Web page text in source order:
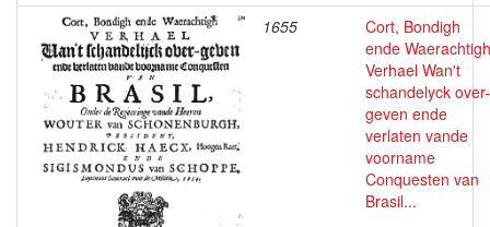
1655
Cort, Bondigh
ende Waerachtigh
Verhael Wan't
schandelyck over-
geven ende
verlaten vande
voorname
Conquesten van
Brasil...